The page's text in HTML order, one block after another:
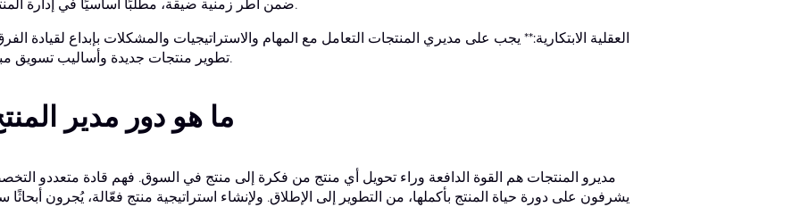
ضمن أطر زمنية ضيقة، مطلبًا أساسيًا في إدارة المنتجات.
العقلية الابتكارية:** يجب على مديري المنتجات التعامل مع المهام والاستراتيجيات والمشكلات بإبداع لقيادة
تطوير منتجات جديدة وأساليب تسويق مبتكرة.
ما هو دور مدير
مديرو المنتجات هم القوة الدافعة وراء تحويل أي منتج من فكرة إلى منتج في السوق. فهم قادة متعددو
يشرفون على دورة حياة المنتج بأكملها، من التطوير إلى الإطلاق. ولإنشاء استراتيجية منتج فعّالة، يُجرون أبحاثًا